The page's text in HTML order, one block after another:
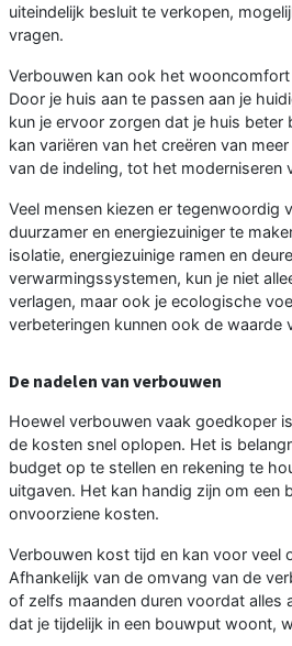
uiteindelijk besluit te verkopen,
vragen.
Verbouwen kan ook het wooncomfort
Door je huis aan te passen aan je
kun je ervoor zorgen dat je huis beter
kan variëren van het creëren van
van de indeling, tot het moderniseren
Veel mensen kiezen er tegenwoordig
duurzamer en energiezuiniger te
isolatie, energiezuinige ramen en
verwarmingssystemen, kun je niet
verlagen, maar ook je ecologische
verbeteringen kunnen ook de waarde
De nadelen van verbouwen
Hoewel verbouwen vaak goedkoper
de kosten snel oplopen. Het is
budget op te stellen en rekening te
uitgaven. Het kan handig zijn om een
onvoorziene kosten.
Verbouwen kost tijd en kan voor veel
Afhankelijk van de omvang van de
of zelfs maanden duren voordat alles
dat je tijdelijk in een bouwput woont,